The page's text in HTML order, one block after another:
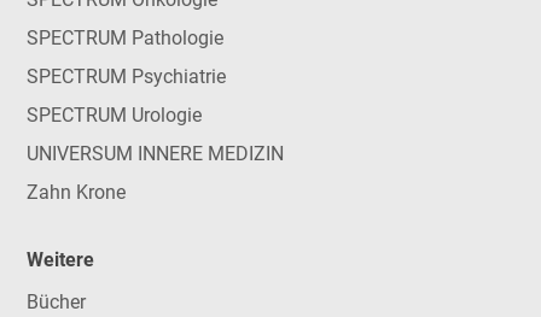
SPECTRUM Pathologie
SPECTRUM Psychiatrie
SPECTRUM Urologie
UNIVERSUM INNERE MEDIZIN
Zahn Krone
Weitere
Bücher